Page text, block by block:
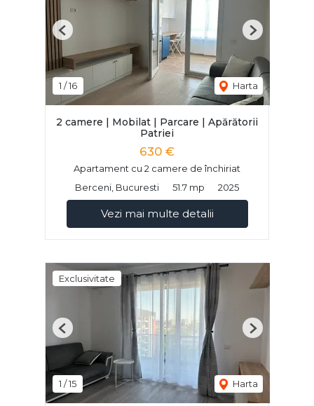
1 /16 Harta
Previous Next
2 camere | Mobilat | Parcare | Apărătorii
Patriei
630 €
Apartament cu 2 camere de închiriat
Berceni, Bucuresti
51.7 mp 2025
Vezi mai multe detalii
Exclusivitate
1 /15 Harta
Previous Next